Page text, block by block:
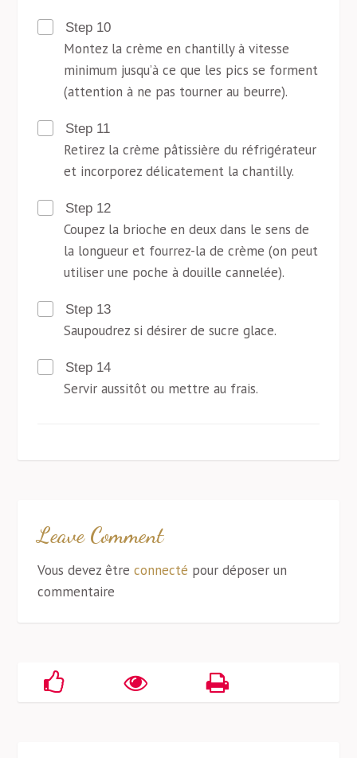
Step 10
Montez la crème en chantilly à vitesse
minimum jusqu’à ce que les pics se forment
(attention à ne pas tourner au beurre).
Step 11
Retirez la crème pâtissière du réfrigérateur
et incorporez délicatement la chantilly.
Step 12
Coupez la brioche en deux dans le sens de
la longueur et fourrez-la de crème (on peut
utiliser une poche à douille cannelée).
Step 13
Saupoudrez si désirer de sucre glace.
Step 14
Servir aussitôt ou mettre au frais.
Leave Comment
Vous devez êtreconnecté pour déposer un
commentaire